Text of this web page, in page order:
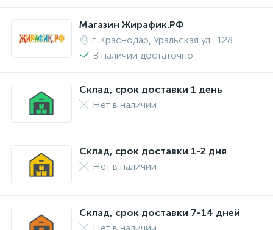
Магазин Жирафик.РФ
г. Краснодар, Уральская ул., 128
В наличии достаточно
Склад, срок доставки 1 день
Нет в наличии
Склад, срок доставки 1-2 дня
Нет в наличии
Склад, срок доставки 7-14 дней